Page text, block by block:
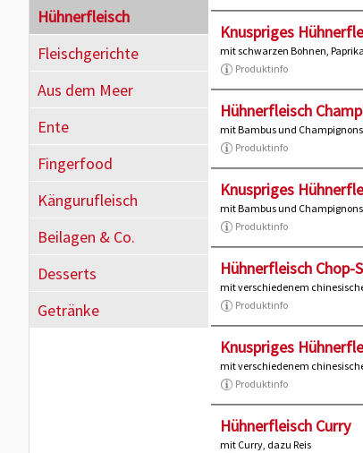
Hühnerfleisch
Fleischgerichte
Aus dem Meer
Ente
Fingerfood
Kängurufleisch
Beilagen & Co.
Desserts
Getränke
Knuspriges
mit schwarzen Bohnen,
Produktinfo
Hühnerfleisch
mit Bambus und
Produktinfo
Knuspriges
mit Bambus und
Produktinfo
Hühnerfleisch Chop-
mit verschiedenem
Produktinfo
Knuspriges
mit verschiedenem
Produktinfo
Hühnerfleisch Curry
mit Curry, dazu Reis